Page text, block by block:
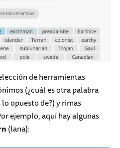
de herramientas
(¿cuál es otra palabra
opuesto de?) y rimas
ejemplo, aquí hay algunas
(lana):